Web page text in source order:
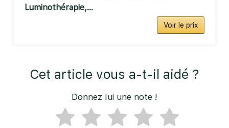
Luminothérapie,...
Voir le prix
Cet article vous a-t-il aidé ?
Donnez lui une note !